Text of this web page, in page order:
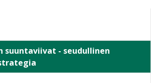
suuntaviivat - seudullinen